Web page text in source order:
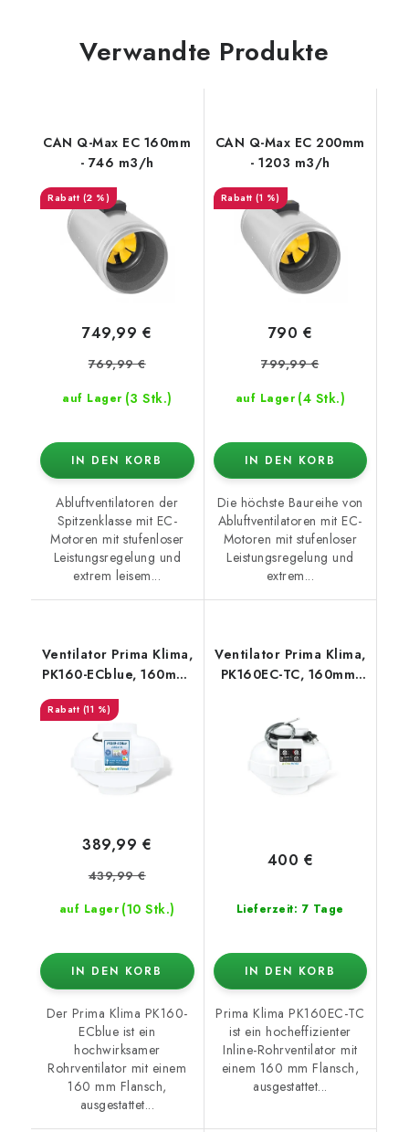
Verwandte Produkte
CAN Q-Max EC 160mm
- 746 m3/h
(2 %)
auf Lager (3 Stk.)
749,99 €
769,99 €
IN DEN KORB
Abluftventilatoren der
Spitzenklasse mit EC-
Motoren mit stufenloser
Leistungsregelung und
extrem leisem...
CAN Q-Max EC 200mm
- 1203 m3/h
(1 %)
auf Lager (4 Stk.)
790 €
799,99 €
IN DEN KORB
Die höchste Baureihe von
Abluftventilatoren mit EC-
Motoren mit stufenloser
Leistungsregelung und
extrem...
Ventilator Prima Klima,
PK160-ECblue, 160mm,
(11 %)
auf Lager (10 Stk.)
389,99 €
439,99 €
IN DEN KORB
Der Prima Klima PK160-
ECblue ist ein
hochwirksamer
Rohrventilator mit einem
160 mm Flansch,
ausgestattet...
Ventilator Prima Klima,
PK160EC-TC, 160mm,
Temperaturregelung
und Mindestdrehzahl,
EC motor
Lieferzeit: 7 Tage
400 €
IN DEN KORB
Prima Klima PK160EC-TC
ist ein hocheffizienter
Inline-Rohrventilator mit
einem 160 mm Flansch,
ausgestattet...